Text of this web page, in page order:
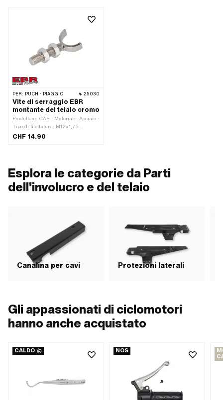
PER: PUCH · PIAGGIO 25030
Vite di serraggio EBR
montante del telaio cromo
Produttore: CAE · Materiale: Acciaio ·
Tipo di filettatura: M12x1,75
(filettatura standard) · Diametro
CHF 14.90
Esplora le categorie da Parti
dell'involucro e del telaio
Canalina per cavi Protezioni laterali
Gli appassionati di ciclomotori
hanno anche acquistato
CALDO NOS